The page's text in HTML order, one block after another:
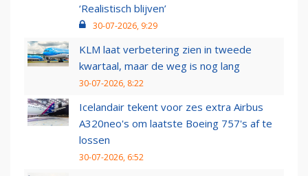
‘Realistisch blijven’
30-07-2026, 9:29
KLM laat verbetering zien in tweede
kwartaal, maar de weg is nog lang
30-07-2026, 8:22
Icelandair tekent voor zes extra Airbus
A320neo's om laatste Boeing 757's af te
lossen
30-07-2026, 6:52